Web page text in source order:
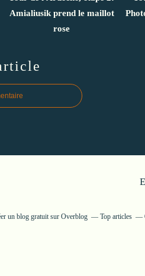
Amialiusik prend le maillot
rose
un blog gratuit sur Overblog Top articles